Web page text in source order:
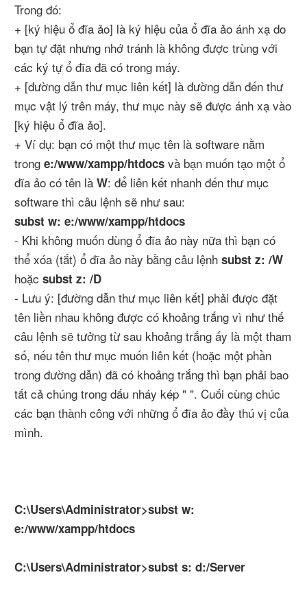
Trong đó:
+ [ký hiệu ổ đĩa ảo] là ký hiệu của ổ đĩa ảo ánh xạ do
bạn tự đặt nhưng nhớ tránh là không được trùng với
các ký tự ổ đĩa đã có trong máy.
+ [đường dẫn thư mục liên kết] là đường dẫn đến thư
mục vật lý trên máy, thư mục này sẽ được ánh xạ vào
[ký hiệu ổ đĩa ảo].
+ Ví dụ: bạn có một thư mục tên là software nằm
trong e:/www/xampp/htdocs và bạn muốn tạo một ổ
đĩa ảo có tên là W: để liên kết nhanh đến thư mục
software thì câu lệnh sẽ như sau:
subst w: e:/www/xampp/htdocs
- Khi không muốn dùng ổ đĩa ảo này nữa thì bạn có
thể xóa (tắt) ổ đĩa ảo này bằng câu lệnh subst z: /W
hoặc subst z: /D
- Lưu ý: [đường dẫn thư mục liên kết] phải được đặt
tên liền nhau không được có khoảng trắng vì như thế
câu lệnh sẽ tưởng từ sau khoảng trắng ấy là một tham
số, nếu tên thư mục muốn liên kết (hoặc một phần
trong đường dẫn) đã có khoảng trắng thì bạn phải bao
tất cả chúng trong dấu nháy kép " ". Cuối cùng chúc
các bạn thành công với những ổ đĩa ảo đầy thú vị của
mình.
C:\Users\Administrator>subst w:
e:/www/xampp/htdocs
C:\Users\Administrator>subst s: d:/Server